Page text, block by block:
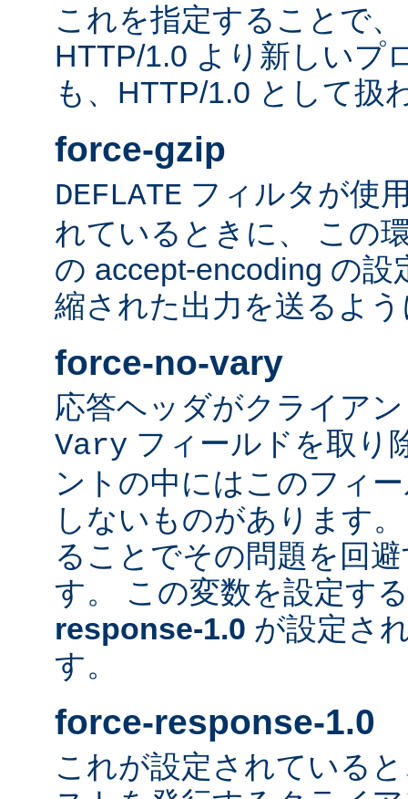
これを指定することで
HTTP/1.0 より新しいプ
も、HTTP/1.0 として扱
force-gzip
DEFLATE フィルタが使
れているときに、 この
の accept-encoding の
縮された出力を送るよ
force-no-vary
応答ヘッダがクライア
Vary フィールドを取り
ントの中にはこのフィ
しないものがあります
ることでその問題を回
す。 この変数を設定す
response-1.0 が設定さ
す。
force-response-1.0
これが設定されている